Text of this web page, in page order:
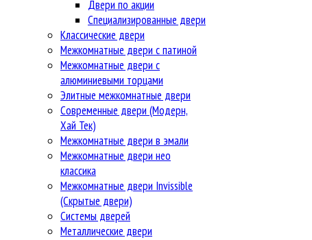
Двери по акции
Специализированные двери
Классические двери
Межкомнатные двери с патиной
Межкомнатные двери с
алюминиевыми торцами
Элитные межкомнатные двери
Современные двери (Модерн,
Хай Тек)
Межкомнатные двери в эмали
Межкомнатные двери нео
классика
Межкомнатные двери Invissible
(Скрытые двери)
Системы дверей
Металлические двери